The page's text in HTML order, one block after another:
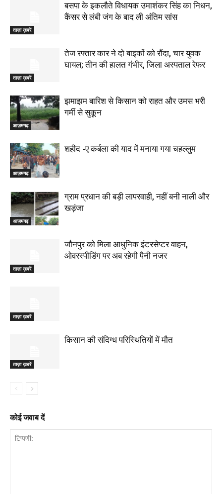
ताज़ा ख़बरें
बसपा के इकलौते विधायक उमाशंकर सिंह का निधन,
कैंसर से लंबी जंग के बाद ली अंतिम सांस
ताज़ा ख़बरें
तेज रफ्तार कार ने दो बाइकों को रौंदा, चार युवक
घायल; तीन की हालत गंभीर, जिला अस्पताल रेफर
आज़मगढ़
झमाझम बारिश से किसान को राहत और उमस भरी
गर्मी से सुकून
आज़मगढ़
शहीद -ए कर्बला की याद में मनाया गया चहल्लुम
आज़मगढ़
ग्राम प्रधान की बड़ी लापरवाही, नहीं बनी नाली और
खड़ंजा
ताज़ा ख़बरें
जौनपुर को मिला आधुनिक इंटरसेप्टर वाहन,
ओवरस्पीडिंग पर अब रहेगी पैनी नजर
ताज़ा ख़बरें
ताज़ा ख़बरें
किसान की संदिग्ध परिस्थितियों में मौत
कोई जवाब दें